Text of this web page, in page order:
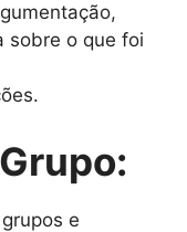
sobre o que foi
e